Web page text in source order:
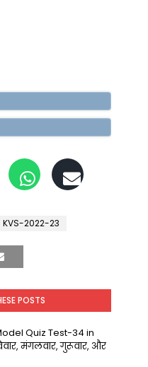
KVS-2022-23
POSTS
Quiz Test-34 in
मंगलवार, गुरूवार, और